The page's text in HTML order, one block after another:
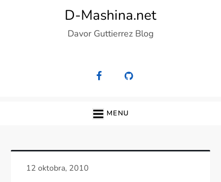
D-Mashina.net
Davor Guttierrez Blog
MENU